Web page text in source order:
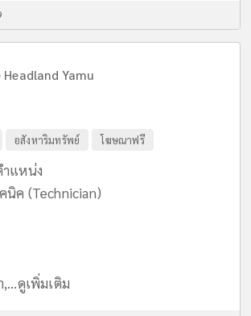
Headland Yamu
อสังหาริมทรัพย์ โฆษณาฟรี
ำแหน่ง
นิค (Technician)
ดูเพิ่มเติม